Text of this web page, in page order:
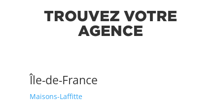
TROUVEZ VOTRE
AGENCE
Île-de-France
Maisons-Laffitte